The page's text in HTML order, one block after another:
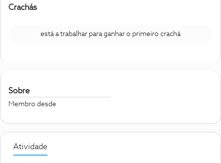
Crachás
está a trabalhar para ganhar o primeiro crachá
Sobre
Membro desde
Atividade